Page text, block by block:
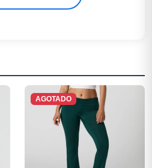
AGOTADO